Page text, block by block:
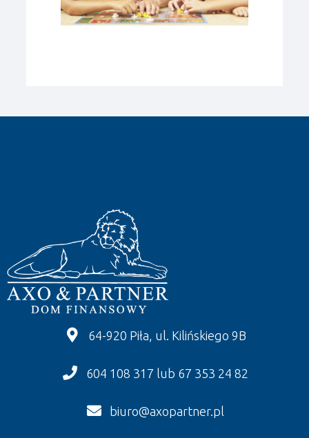
64-920 Piła, ul. Kilińskiego 9B
604 108 317 lub 67 353 24 82
biuro@axopartner.pl